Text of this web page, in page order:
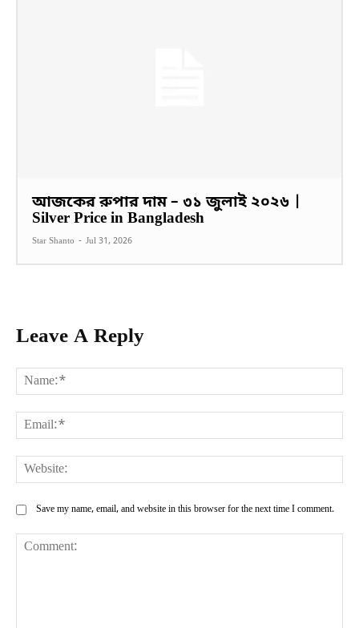
আজকের রুপার দাম – ৩১ জুলাই ২০২৬ |
Silver Price in Bangladesh
Star Shanto - Jul 31, 2026
Leave A Reply
Save my name, email, and website in this browser for the next time I comment.